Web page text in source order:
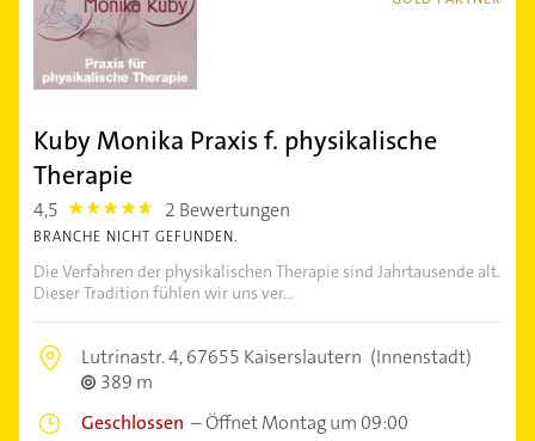
Kuby Monika Praxis f. physikalische
Therapie
4,5 4.5 2 Bewertungen
BRANCHE NICHT GEFUNDEN.
Die Verfahren der physikalischen Therapie sind Jahrtausende alt.
Dieser Tradition fühlen wir uns ver...
Lutrinastr. 4,67655 Kaiserslautern (Innenstadt)
389 m
Geschlossen –Öffnet Montag um 09:00